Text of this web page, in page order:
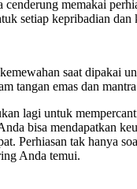
memakai
setiap kepribadian dan
saat dipakai
tangan emas dan
lagi untuk
bisa mendapatkan
Perhiasan tak hanya
Anda temui.